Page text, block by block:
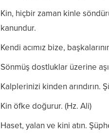
Kin, hiçbir zaman kinle
kanundur.
Kendi acımız bize,
Sönmüş dostluklar üzerine
Kalplerinizi kinden arındırın.
Kin öfke doğurur. (Hz. Ali)
Haset, yalan ve kini atın.